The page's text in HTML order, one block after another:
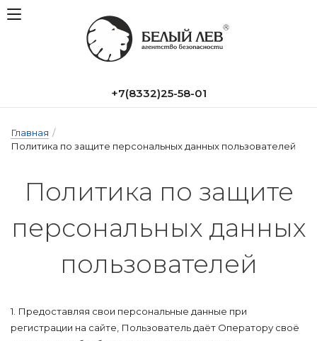
+7(8332)25-58-01
Главная /
Политика по защите персональных данных пользователей
По­ли­ти­ка по за­щи­те
пер­со­наль­ных дан­ных
поль­зо­ва­те­лей
1. Предоставляя свои персональные данные при
регистрации на сайте, Пользователь даёт Оператору своё